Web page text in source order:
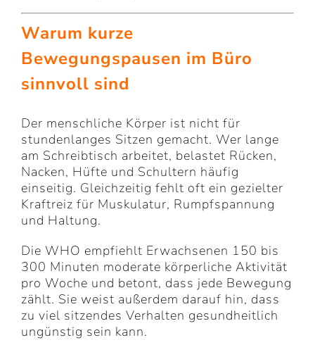
Warum kurze
Bewegungspausen im Büro
sinnvoll sind
Der menschliche Körper ist nicht für
stundenlanges Sitzen gemacht. Wer lange
am Schreibtisch arbeitet, belastet Rücken,
Nacken, Hüfte und Schultern häufig
einseitig. Gleichzeitig fehlt oft ein gezielter
Kraftreiz für Muskulatur, Rumpfspannung
und Haltung.
Die WHO empfiehlt Erwachsenen 150 bis
300 Minuten moderate körperliche Aktivität
pro Woche und betont, dass jede Bewegung
zählt. Sie weist außerdem darauf hin, dass
zu viel sitzendes Verhalten gesundheitlich
ungünstig sein kann.